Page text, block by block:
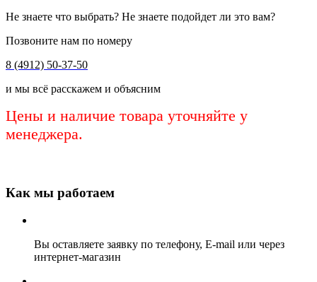
Не знаете что выбрать? Не знаете подойдет ли это вам?
Позвоните нам по номеру
8 (4912) 50-37-50
и мы всё расскажем и объясним
Цены и наличие товара уточняйте у
менеджера.
Как мы работаем
Вы оставляете заявку по телефону, E-mail или через
интернет-магазин